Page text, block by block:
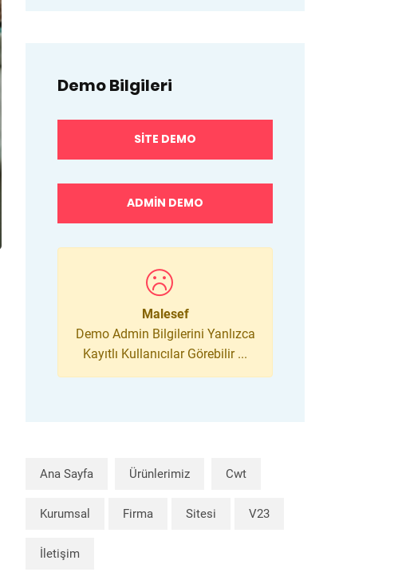
Demo Bilgileri
SITE DEMO
ADMIN DEMO
Malesef
Demo Admin Bilgilerini Yanlızca
Kayıtlı Kullanıcılar Görebilir ...
Ana Sayfa Ürünlerimiz Cwt
Kurumsal Firma Sitesi V23
İletişim